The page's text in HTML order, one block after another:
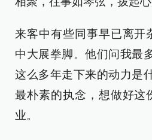
来客中有些同事早已离开
中大展拳脚。他们问我最
这么多年走下来的动力是
最朴素的执念，想做好这
业。